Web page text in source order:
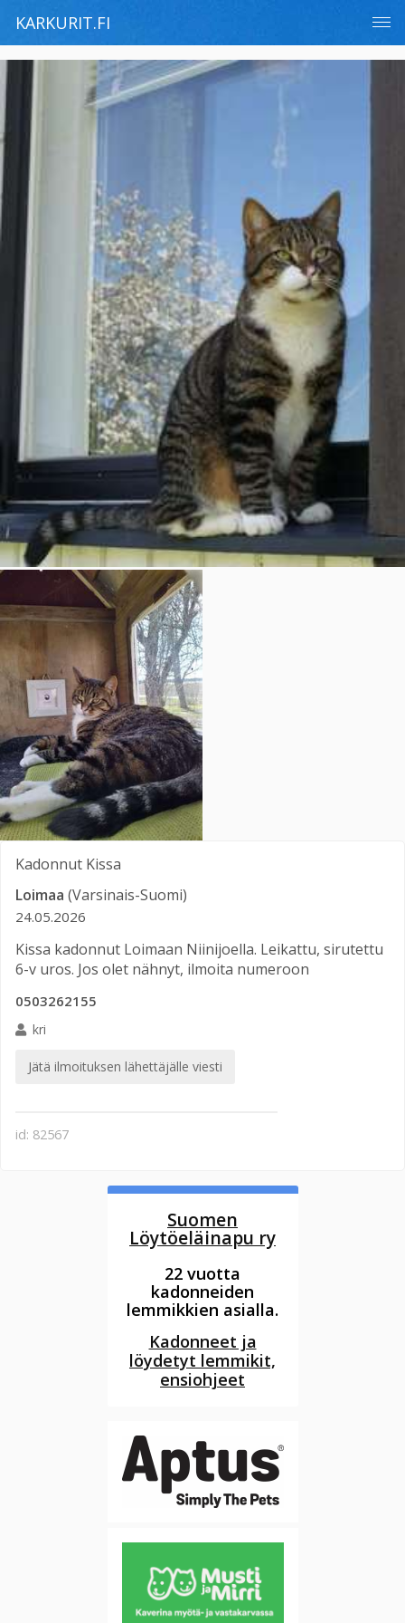
KARKURIT.FI
Kadonnut Kissa
Loimaa (Varsinais-Suomi)
24.05.2026
Kissa kadonnut Loimaan Niinijoella. Leikattu, sirutettu
6-v uros. Jos olet nähnyt, ilmoita numeroon
0503262155
kri
Jätä ilmoituksen lähettäjälle viesti
id: 82567
Suomen
Löytöeläinapu ry
22 vuotta
kadonneiden
lemmikkien asialla.
Kadonneet ja
löydetyt lemmikit,
ensiohjeet